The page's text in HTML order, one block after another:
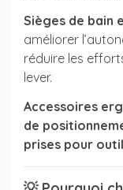
Sièges de bain
améliorer
réduire les
lever.
Accessoires
de
prises pour